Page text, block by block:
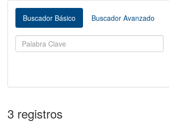
Buscador Básico Buscador Avanzado
3 registros